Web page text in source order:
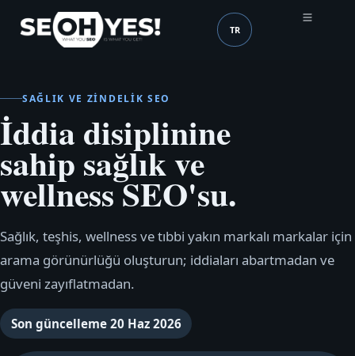
SEOH Dil (mobile header)
TR
SAĞLIK VE ZINDELIK SEO
İddia disiplinine
sahip sağlık ve
wellness SEO'su.
Sağlık, teşhis, wellness ve tıbbi yakın markalı markalar için
arama görünürlüğü oluşturun; iddiaları abartmadan ve
güveni zayıflatmadan.
Son güncelleme 20 Haz 2026